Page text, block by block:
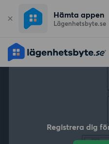
Hämta appen
Lägenhetsbyte.se
Registrera dig